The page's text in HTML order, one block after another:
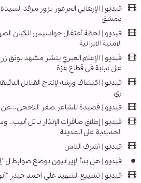
فیديو | الإرهابي العرعور يزور مرقد
دمشق
فيديو | لحظة أعتقال جواسيس الكيان
الامنية الايرانية
فيديو | الإعلام العبريّ ينشر مشهد يوثق
على دبابة في قطاع غزة
فيديو | اكتشاف ورشة لإنتاج القنابل
ري
فيديو | قصيدة للشاعر صقر اللاحجي،،،عن
فيديو | إطلاق صافرات الإنذار بـ تل
الحديدية على المدينة
فيديو | أشرف الناس
فيديو | هل بدأ الإيرانيون بوضع ضوابط ل
فيديو | تشييع الشهيد علي أحمد حيدر